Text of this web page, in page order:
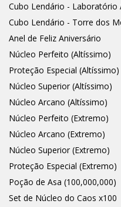
Cubo Lendário - Laboratório
Cubo Lendário - Torre dos
Anel de Feliz Aniversário
Núcleo Perfeito (Altíssimo)
Proteção Especial (Altíssimo)
Núcleo Superior (Altíssimo)
Núcleo Arcano (Altíssimo)
Núcleo Perfeito (Extremo)
Núcleo Arcano (Extremo)
Núcleo Superior (Extremo)
Proteção Especial (Extremo)
Poção de Asa (100,000,000)
Set de Núcleo do Caos x100